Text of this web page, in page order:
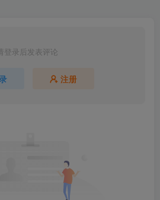
登录后发表评论
注册